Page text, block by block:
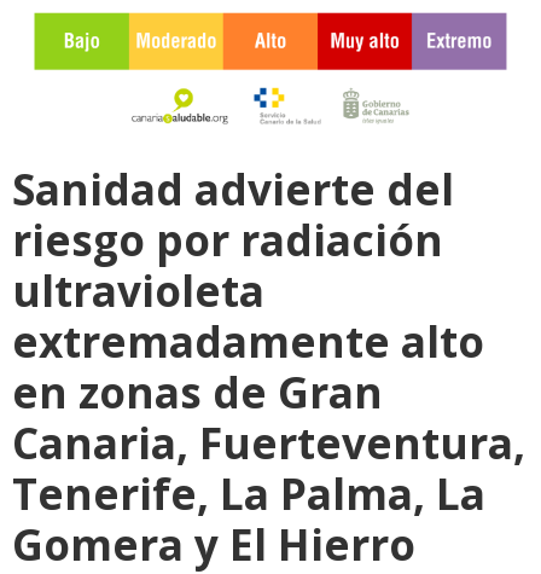
Sanidad advierte del
riesgo por radiación
ultravioleta
extremadamente alto
en zonas de Gran
Canaria, Fuerteventura,
Tenerife, La Palma, La
Gomera y El Hierro